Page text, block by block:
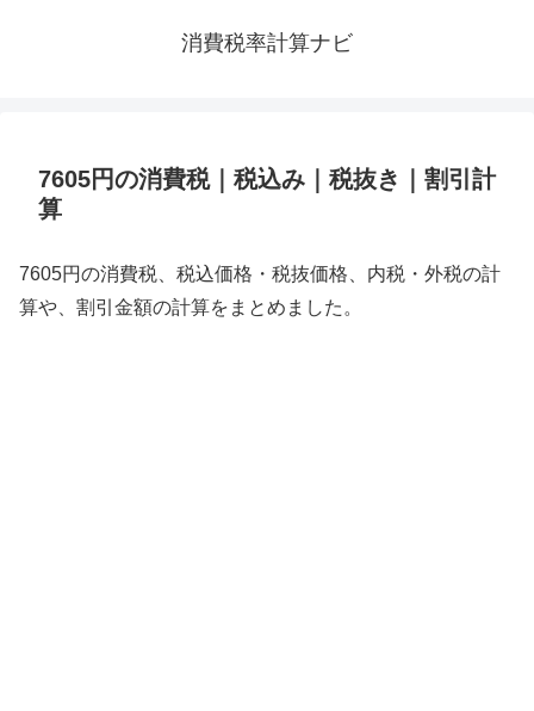
消費税率計算ナビ
7605円の消費税｜税込み｜税抜き｜割引計
算
7605円の消費税、税込価格・税抜価格、内税・外税の計
算や、割引金額の計算をまとめました。